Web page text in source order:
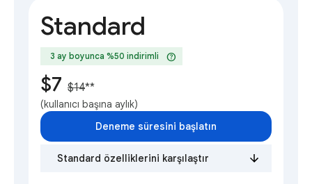
Standard
3 ay boyunca %50 indirimli help
$7 $14**
(kullanıcı başına aylık)
Deneme süresini başlatın
Standard özelliklerini karşılaştır